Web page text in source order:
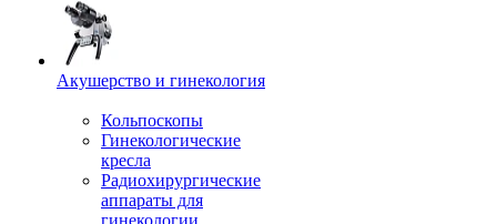
Акушерство и гинекология
Кольпоскопы
Гинекологические
кресла
Радиохирургические
аппараты для
гинекологии